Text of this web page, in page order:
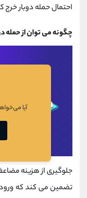
احتمال حمله دوبار خرج
چگونه می توان از حمله
جلوگیری از هزینه
تضمین می کند که
آیا